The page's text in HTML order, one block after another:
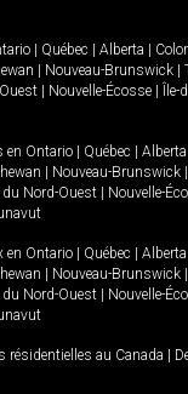
Québec Alberta
Nouveau-Brunswick
Nouvelle-Écosse
en Ontario Québec Alberta
Nouveau-Brunswick
du Nord-Ouest Nouvelle-
en Ontario Québec Alberta
Nouveau-Brunswick
du Nord-Ouest Nouvelle-
résidentielles au Canada